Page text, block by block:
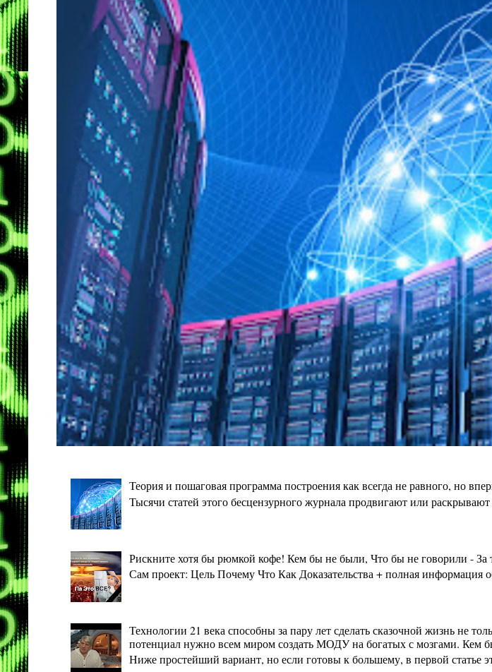
Теория и пошаговая программа построения как всегда не равного, но
Тысячи статей этого бесцензурного журнала продвигают или
Рискните хотя бы рюмкой кофе! Кем бы не были, Что бы не говорили -
Сам проект: Цель Почему Что Как Доказательства + полная информация
Технологии 21 века способны за пару лет сделать сказочной жизнь не
потенциал нужно всем миром создать МОДУ на богатых с мозгами. Кем
Ниже простейший вариант, но если готовы к большему, в первой статье